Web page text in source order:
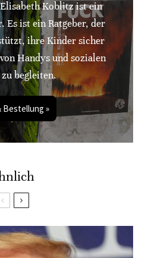
Koblitz ist ein
Es ist ein Ratgeber, der
ihre Kinder sicher
Handys und sozialen
begleiten.
Bestellung »